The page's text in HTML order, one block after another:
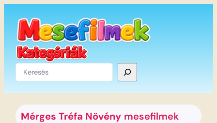
tartalomhoz
Keresés
Mérges Tréfa Növény mesefilmek